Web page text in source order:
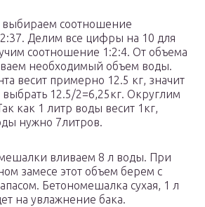
соотношение
Делим все цифры на 10 для
соотношение 1:2:4. От объема
необходимый объем воды.
весит примерно 12.5 кг, значит
12.5/2=6,25кг. Округлим
как 1 литр воды весит 1кг,
нужно 7литров.
вливаем 8 л воды. При
замесе этот объем берем с
Бетономешалка сухая, 1 л
на увлажнение бака.